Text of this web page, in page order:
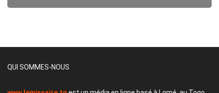
QUI SOMMES-NOUS